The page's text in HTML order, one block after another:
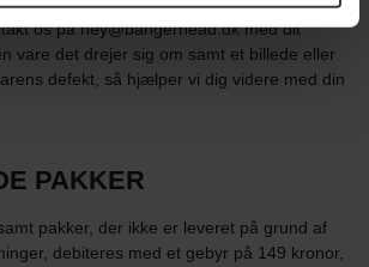
os på hey@bangerhead.dk med dit
vare det drejer sig om samt et billede eller
defekt, så hjælper vi dig videre med din
PAKKER
pakker, der ikke er leveret på grund af
debiteres med et gebyr på 149 kronor,